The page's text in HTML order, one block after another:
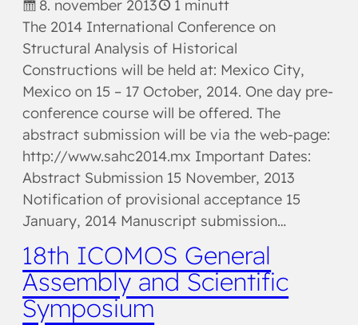
8. november 2013
1 minutt
The 2014 International Conference on
Structural Analysis of Historical
Constructions will be held at: Mexico City,
Mexico on 15 – 17 October, 2014. One day pre-
conference course will be offered. The
abstract submission will be via the web-page:
http://www.sahc2014.mx Important Dates:
Abstract Submission 15 November, 2013
Notification of provisional acceptance 15
January, 2014 Manuscript submission…
18th ICOMOS General
Assembly and Scientific
Symposium